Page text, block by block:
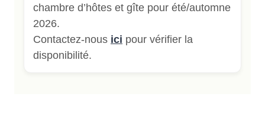
chambre d’hôtes et gîte pour été/automne
2026.
Contactez-nous ici pour vérifier la
disponibilité.